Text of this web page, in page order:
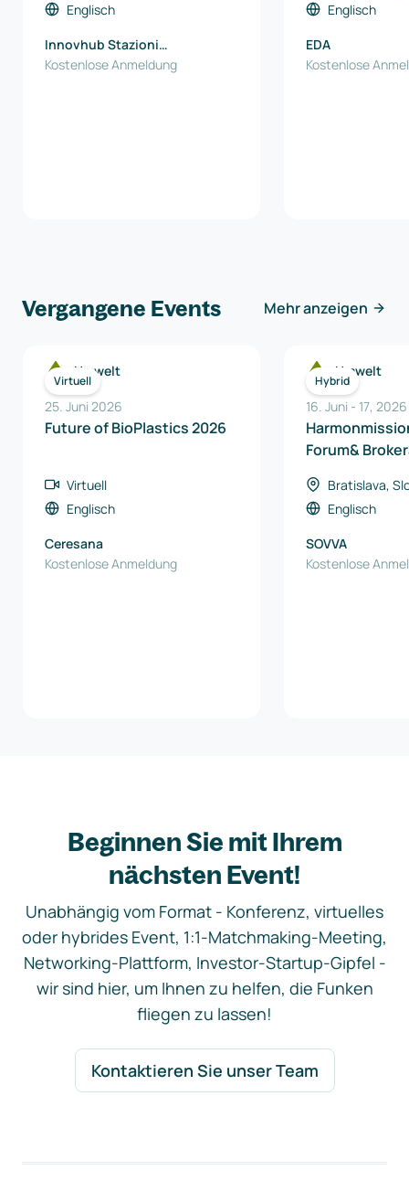
Englisch
Innovhub Stazioni
Sperimentali per l'Industria
Kostenlose Anmeldung
Englisch
EDA
Kostenlose
Vergangene Events Mehr anzeigen
Virtuell
Umwelt
25. Juni 2026
Future of BioPlastics 2026
Virtuell
Englisch
Ceresana
Kostenlose Anmeldung
Hybrid
Umwelt
16. Juni - 17, 2026
Forum&
Bratislava,
Englisch
SOVVA
Kostenlose
Beginnen Sie mit Ihrem
nächsten Event!
Unabhängig vom Format - Konferenz, virtuelles
oder hybrides Event, 1:1-Matchmaking-Meeting,
Networking-Plattform, Investor-Startup-Gipfel -
wir sind hier, um Ihnen zu helfen, die Funken
fliegen zu lassen!
Kontaktieren Sie unser Team